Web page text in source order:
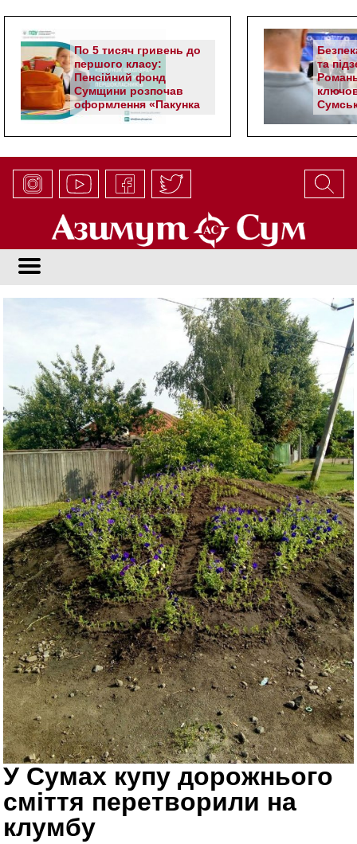
По 5 тисяч гривень до
першого класу:
Пенсійний фонд
Сумщини розпочав
оформлення «Пакунка
школяра»
та
У Сумах купу дорожнього
сміття перетворили на
клумбу